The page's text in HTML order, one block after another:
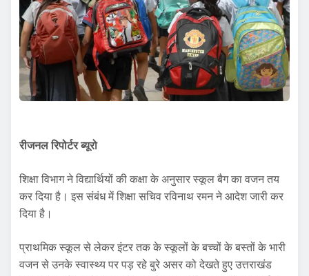
रीजनल रिपोर्टर ब्यूरो
शिक्षा विभाग ने विद्यार्थियों की कक्षा के अनुसार स्कूल बैग का वजन तय
कर दिया है। इस संबंध में शिक्षा सचिव रविनाथ रमन ने आदेश जारी कर
दिया है।
प्राथमिक स्कूल से लेकर इंटर तक के स्कूलों के बच्चों के बस्तों के भारी
वजन से उनके स्वास्थ्य पर पड़ रहे बुरे असर को देखते हुए उत्तराखंड